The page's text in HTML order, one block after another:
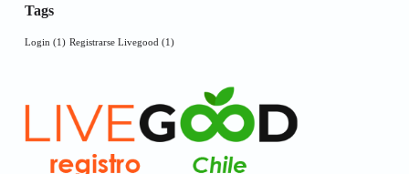
Tags
Login (1) Registrarse Livegood (1)